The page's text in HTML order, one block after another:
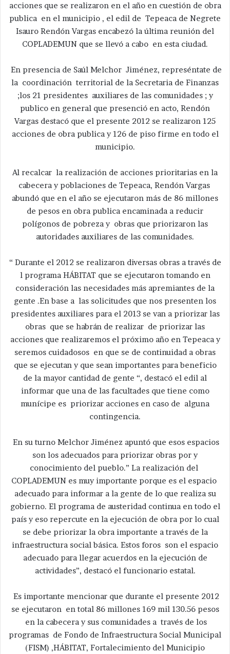
acciones que se realizaron en el año en cuestión de obra
publica en el municipio , el edil de Tepeaca de Negrete
Isauro Rendón Vargas encabezó la última reunión del
COPLADEMUN que se llevó a cabo en esta ciudad.
En presencia de Saúl Melchor Jiménez, represéntate de
la coordinación territorial de la Secretaria de Finanzas
;los 21 presidentes auxiliares de las comunidades ; y
publico en general que presenció en acto, Rendón
Vargas destacó que el presente 2012 se realizaron 125
acciones de obra publica y 126 de piso firme en todo el
municipio.
Al recalcar la realización de acciones prioritarias en la
cabecera y poblaciones de Tepeaca, Rendón Vargas
abundó que en el año se ejecutaron más de 86 millones
de pesos en obra publica encaminada a reducir
polígonos de pobreza y obras que priorizaron las
autoridades auxiliares de las comunidades.
“ Durante el 2012 se realizaron diversas obras a través de
l programa HÁBITAT que se ejecutaron tomando en
consideración las necesidades más apremiantes de la
gente .En base a las solicitudes que nos presenten los
presidentes auxiliares para el 2013 se van a priorizar las
obras que se habrán de realizar de priorizar las
acciones que realizaremos el próximo año en Tepeaca y
seremos cuidadosos en que se de continuidad a obras
que se ejecutan y que sean importantes para beneficio
de la mayor cantidad de gente “, destacó el edil al
informar que una de las facultades que tiene como
munícipe es priorizar acciones en caso de alguna
contingencia.
En su turno Melchor Jiménez apuntó que esos espacios
son los adecuados para priorizar obras por y
conocimiento del pueblo.” La realización del
COPLADEMUN es muy importante porque es el espacio
adecuado para informar a la gente de lo que realiza su
gobierno. El programa de austeridad continua en todo el
país y eso repercute en la ejecución de obra por lo cual
se debe priorizar la obra importante a través de la
infraestructura social básica. Estos foros son el espacio
adecuado para llegar acuerdos en la ejecución de
actividades”, destacó el funcionario estatal.
Es importante mencionar que durante el presente 2012
se ejecutaron en total 86 millones 169 mil 130.56 pesos
en la cabecera y sus comunidades a través de los
programas de Fondo de Infraestructura Social Municipal
(FISM) ,HÁBITAT, Fortalecimiento del Municipio